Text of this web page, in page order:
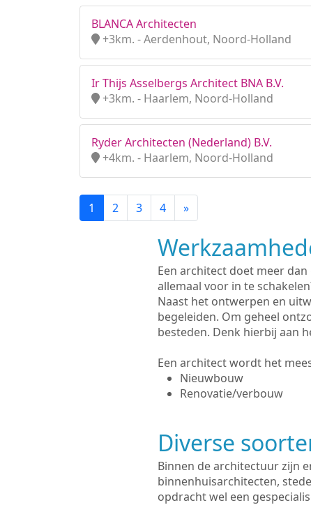
BLANCA Architecten
+3km. - Aerdenhout, Noord-Holland
Ir Thijs Asselbergs Architect BNA B.V.
+3km. - Haarlem, Noord-Holland
Ryder Architecten (Nederland) B.V.
+4km. - Haarlem, Noord-Holland
1 2 3 4 »
Een architect doet meer
allemaal voor in te
Naast het ontwerpen en
begeleiden. Om geheel
besteden. Denk hierbij aan
Een architect wordt het
Nieuwbouw
Renovatie/verbouw
Diverse
Binnen de architectuur zijn
binnenhuisarchitecten,
opdracht wel een